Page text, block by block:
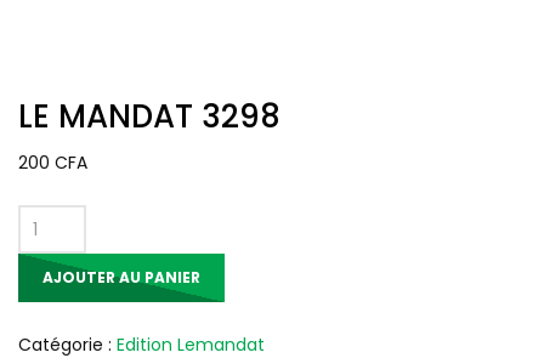
LE MANDAT 3298
200 CFA
quantité
de
3298
AJOUTER AU PANIER
Catégorie : Edition Lemandat